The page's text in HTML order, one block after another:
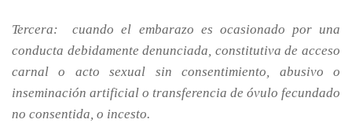
Tercera: cuando el embarazo es ocasionado por una
conducta debidamente denunciada, constitutiva de acceso
carnal o acto sexual sin consentimiento, abusivo o
inseminación artificial o transferencia de óvulo fecundado
no consentida, o incesto.